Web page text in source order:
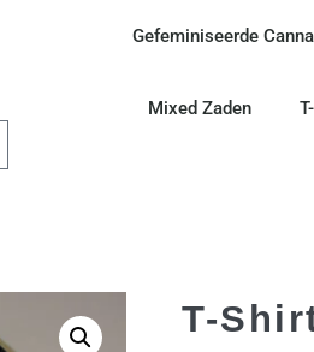
Gefeminiseerde
Mixed Zaden
T-